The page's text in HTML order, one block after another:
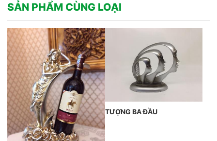
SẢN PHẨM CÙNG LOẠI
TƯỢNG BA ĐẦU